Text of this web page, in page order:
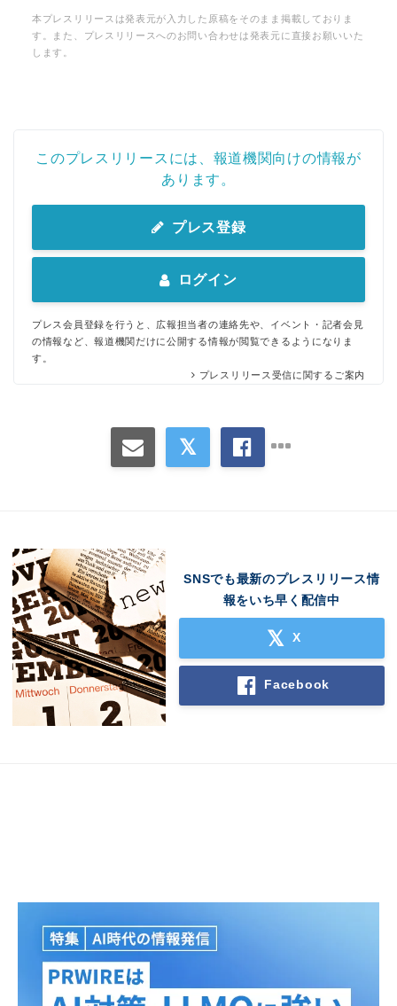
本プレスリリースは発表元が入力した原稿をそのまま掲載しておりま
す。また、プレスリリースへのお問い合わせは発表元に直接お願いいた
します。
このプレスリリースには、報道機関向けの情報が
あります。
プレス登録
ログイン
プレス会員登録を行うと、広報担当者の連絡先や、イベント・記者会見
の情報など、報道機関だけに公開する情報が閲覧できるようになりま
す。
プレスリリース受信に関するご案内
SNSでも最新のプレスリリース情
報をいち早く配信中
X
Facebook
Japanese
English